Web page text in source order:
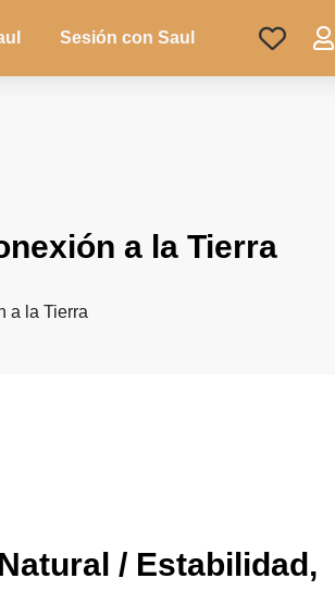
Sesión con Saul 
a la Tierra
a la Tierra
/ Estabilidad,